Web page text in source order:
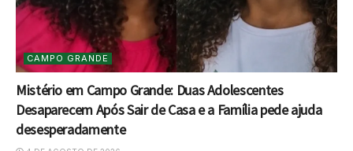
CAMPO GRANDE
Mistério em Campo Grande: Duas Adolescentes
Desaparecem Após Sair de Casa e a Família pede ajuda
desesperadamente